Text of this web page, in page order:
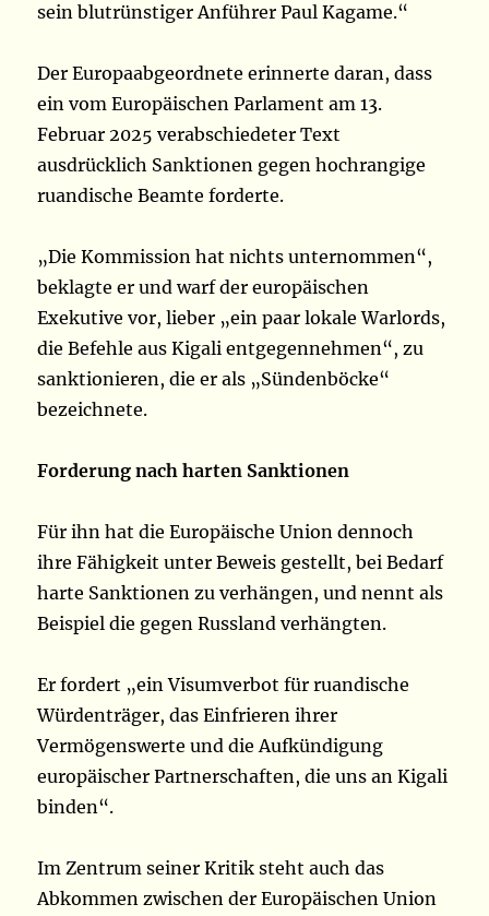
sein blutrünstiger Anführer Paul Kagame.“
Der Europaabgeordnete erinnerte daran, dass
ein vom Europäischen Parlament am 13.
Februar 2025 verabschiedeter Text
ausdrücklich Sanktionen gegen hochrangige
ruandische Beamte forderte.
„Die Kommission hat nichts unternommen“,
beklagte er und warf der europäischen
Exekutive vor, lieber „ein paar lokale Warlords,
die Befehle aus Kigali entgegennehmen“, zu
sanktionieren, die er als „Sündenböcke“
bezeichnete.
Forderung nach harten Sanktionen
Für ihn hat die Europäische Union dennoch
ihre Fähigkeit unter Beweis gestellt, bei Bedarf
harte Sanktionen zu verhängen, und nennt als
Beispiel die gegen Russland verhängten.
Er fordert „ein Visumverbot für ruandische
Würdenträger, das Einfrieren ihrer
Vermögenswerte und die Aufkündigung
europäischer Partnerschaften, die uns an Kigali
binden“.
Im Zentrum seiner Kritik steht auch das
Abkommen zwischen der Europäischen Union